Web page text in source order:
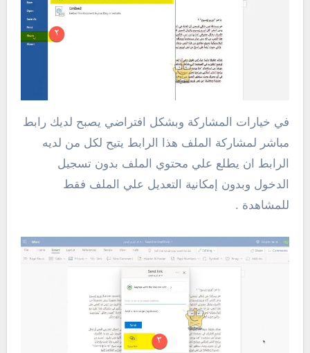
في خيارات المشاركة وبشكل افتراضي يصبح لديك رابط
مباشر لمشاركة الملف هذا الرابط يتيح لكل من لديه
الرابط ان يطلع علي محتوي الملف بدون تسجيل
الدخول وبدون إمكانية التعديل علي الملف فقط
للمشاهدة .